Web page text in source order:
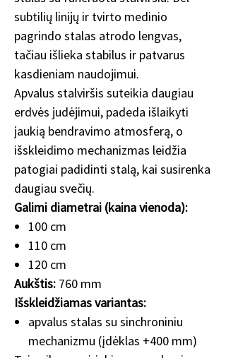
subtilių linijų ir tvirto medinio
pagrindo stalas atrodo lengvas,
tačiau išlieka stabilus ir patvarus
kasdieniam naudojimui.
Apvalus stalviršis suteikia daugiau
erdvės judėjimui, padeda išlaikyti
jaukią bendravimo atmosferą, o
išskleidimo mechanizmas leidžia
patogiai padidinti stalą, kai susirenka
daugiau svečių.
Galimi diametrai (kaina vienoda):
100 cm
110 cm
120 cm
Aukštis: 760 mm
Išskleidžiamas variantas:
apvalus stalas su sinchroniniu
mechanizmu (įdėklas +400 mm)